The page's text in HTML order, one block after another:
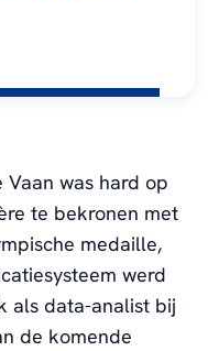
Vaan was hard op
te bekronen met
medaille,
werd
als data-analist bij
de komende